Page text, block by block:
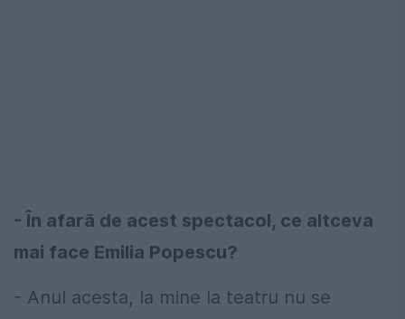
- În afară de acest spectacol, ce altceva
mai face Emilia Popescu?
- Anul acesta, la mine la teatru nu se